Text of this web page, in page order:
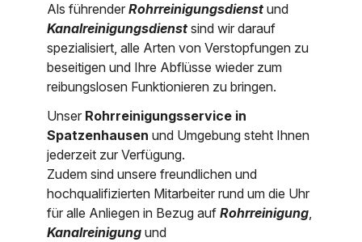
Oberösterreich
Salzburg
Wien
Als führenderRohrreinigungsdienst und
Kanalreinigungsdienst sind wir darauf
spezialisiert, alle Arten von Verstopfungen zu
beseitigen und Ihre Abflüsse wieder zum
reibungslosen Funktionieren zu bringen.
Unser Rohrreinigungsservice in
Spatzenhausenund Umgebung steht Ihnen
jederzeit zur Verfügung.
Zudem sind unsere freundlichen und
hochqualifizierten Mitarbeiter rund um die Uhr
für alle Anliegen in Bezug aufRohrreinigung
Kanalreinigung und